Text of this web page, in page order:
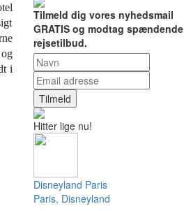
i
Tilmeld dig vores nyhedsmail
GRATIS og modtag spændende
rejsetilbud.
Tilmeld
Hitter lige nu!
Disneyland Paris
Paris, Disneyland